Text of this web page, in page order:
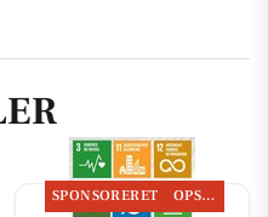
SPONSORERET OPSLAGSTAVLEN